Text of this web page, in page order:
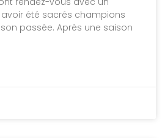
été sacrés champions
passée. Après une saison